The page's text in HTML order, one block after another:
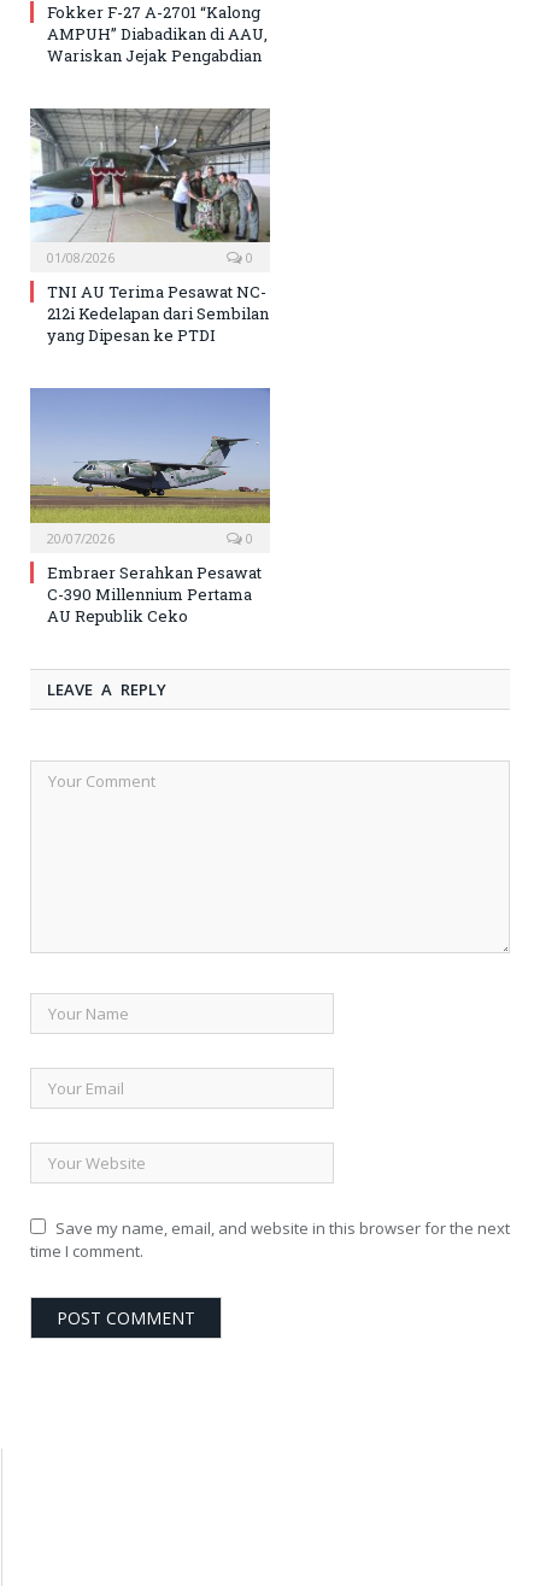
Fokker F-27 A-2701 “Kalong
AMPUH” Diabadikan di AAU,
Wariskan Jejak Pengabdian
01/08/2026 0
TNI AU Terima Pesawat NC-
212i Kedelapan dari Sembilan
yang Dipesan ke PTDI
20/07/2026 0
Embraer Serahkan Pesawat
C-390 Millennium Pertama
AU Republik Ceko
LEAVE A REPLY
Save my name, email, and website in this browser for the next
time I comment.